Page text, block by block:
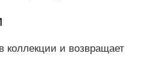
коллекции и возвращает